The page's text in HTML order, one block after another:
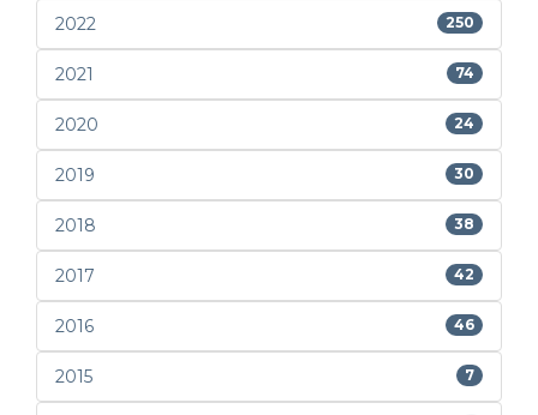
2022 250
2021 74
2020 24
2019 30
2018 38
2017 42
2016 46
2015 7